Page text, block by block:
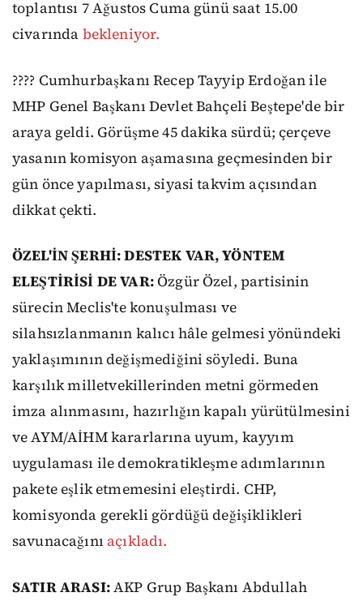
toplantısı 7 Ağustos Cuma günü saat 15.00
civarında bekleniyor.
???? Cumhurbaşkanı Recep Tayyip Erdoğan ile
MHP Genel Başkanı Devlet Bahçeli Beştepe'de bir
araya geldi. Görüşme 45 dakika sürdü; çerçeve
yasanın komisyon aşamasına geçmesinden bir
gün önce yapılması, siyasi takvim açısından
dikkat çekti.
ÖZEL'İN ŞERHİ: DESTEK VAR, YÖNTEM
ELEŞTİRİSİ DE VAR:Özgür Özel, partisinin
sürecin Meclis'te konuşulması ve
silahsızlanmanın kalıcı hâle gelmesi yönündeki
yaklaşımının değişmediğini söyledi. Buna
karşılık milletvekillerinden metni görmeden
imza alınmasını, hazırlığın kapalı yürütülmesini
ve AYM/AİHM kararlarına uyum, kayyım
uygulaması ile demokratikleşme adımlarının
pakete eşlik etmemesini eleştirdi. CHP,
komisyonda gerekli gördüğü değişiklikleri
savunacağını açıkladı.
SATIR ARASI:AKP Grup Başkanı Abdullah